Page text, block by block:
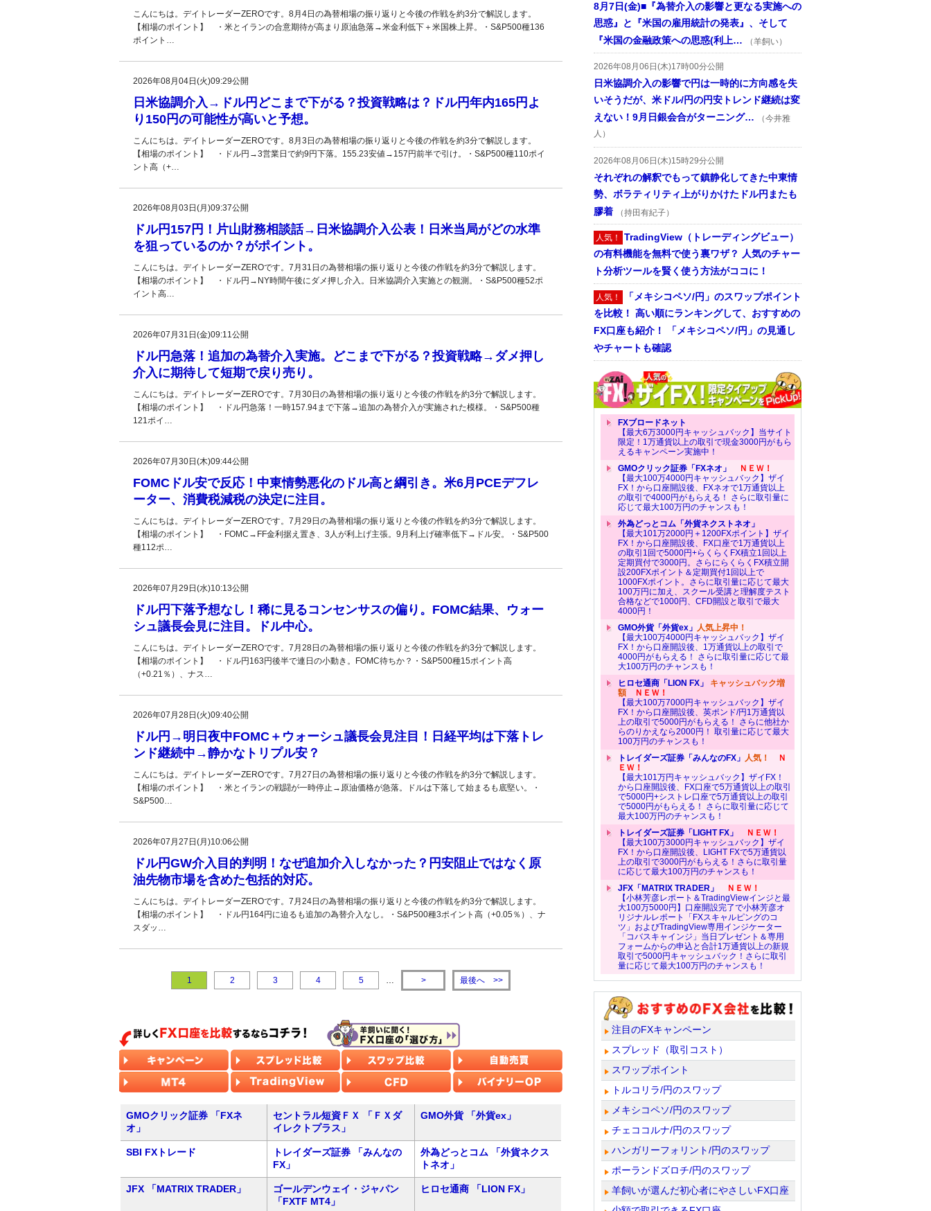
こんにちは。デイトレーダーZEROです。8月4日の為替相場の振り返りと今後の作戦を約3分で解説します。
【相場のポイント】 ・米とイランの合意期待が高まり原油急落→米金利低下＋米国株上昇。・S&P500種136
ポイント…
2026年08月04日(火)09:29公開
日米協調介入→ドル円どこまで下がる？投資戦略は？ドル円年内165円よ
り150円の可能性が高いと予想。
こんにちは。デイトレーダーZEROです。8月3日の為替相場の振り返りと今後の作戦を約3分で解説します。
【相場のポイント】 ・ドル円→3営業日で約9円下落。155.23安値→157円前半で引け。・S&P500種110ポイ
ント高（+…
2026年08月03日(月)09:37公開
ドル円157円！片山財務相談話→日米協調介入公表！日米当局がどの水準
を狙っているのか？がポイント。
こんにちは。デイトレーダーZEROです。7月31日の為替相場の振り返りと今後の作戦を約3分で解説します。
【相場のポイント】 ・ドル円→NY時間午後にダメ押し介入。日米協調介入実施との観測。・S&P500種52ポ
イント高…
2026年07月31日(金)09:11公開
ドル円急落！追加の為替介入実施。どこまで下がる？投資戦略→ダメ押し
介入に期待して短期で戻り売り。
こんにちは。デイトレーダーZEROです。7月30日の為替相場の振り返りと今後の作戦を約3分で解説します。
【相場のポイント】 ・ドル円急落！一時157.94まで下落→追加の為替介入が実施された模様。・S&P500種
121ポイ…
2026年07月30日(木)09:44公開
FOMCドル安で反応！中東情勢悪化のドル高と綱引き。米6月PCEデフレ
ーター、消費税減税の決定に注目。
こんにちは。デイトレーダーZEROです。7月29日の為替相場の振り返りと今後の作戦を約3分で解説します。
【相場のポイント】 ・FOMC→FF金利据え置き、3人が利上げ主張。9月利上げ確率低下→ドル安。・S&P500
種112ポ…
2026年07月29日(水)10:13公開
ドル円下落予想なし！稀に見るコンセンサスの偏り。FOMC結果、ウォー
シュ議長会見に注目。ドル中心。
こんにちは。デイトレーダーZEROです。7月28日の為替相場の振り返りと今後の作戦を約3分で解説します。
【相場のポイント】 ・ドル円163円後半で連日の小動き。FOMC待ちか？・S&P500種15ポイント高
（+0.21％）、ナス…
2026年07月28日(火)09:40公開
ドル円→明日夜中FOMC＋ウォーシュ議長会見注目！日経平均は下落トレ
ンド継続中→静かなトリプル安？
こんにちは。デイトレーダーZEROです。7月27日の為替相場の振り返りと今後の作戦を約3分で解説します。
【相場のポイント】 ・米とイランの戦闘が一時停止→原油価格が急落。ドルは下落して始まるも底堅い。・
S&P500…
2026年07月27日(月)10:06公開
ドル円GW介入目的判明！なぜ追加介入しなかった？円安阻止ではなく原
油先物市場を含めた包括的対応。
こんにちは。デイトレーダーZEROです。7月24日の為替相場の振り返りと今後の作戦を約3分で解説します。
【相場のポイント】 ・ドル円164円に迫るも追加の為替介入なし。・S&P500種3ポイント高（+0.05％）、ナ
スダッ…
1 2 3 4 5 … > 最後へ >>
GMOクリック証券 「FXネ
オ」
セントラル短資ＦＸ 「ＦＸダ
イレクトプラス」
GMO外貨 「外貨ex」
SBI FXトレード
トレイダーズ証券 「みんなの
FX」
外為どっとコム 「外貨ネクス
トネオ」
JFX 「MATRIX TRADER」
ゴールデンウェイ・ジャパン
「FXTF MT4」
ヒロセ通商 「LION FX」
8月7日(金)■『為替介入の影響と更なる実施への
思惑』と『米国の雇用統計の発表』、そして
『米国の金融政策への思惑(利上…
（羊飼い）
2026年08月06日(木)17時00分公開
日米協調介入の影響で円は一時的に方向感を失
いそうだが、米ドル/円の円安トレンド継続は変
えない！9月日銀会合がターニング…
（今井雅
人）
2026年08月06日(木)15時29分公開
それぞれの解釈でもって鎮静化してきた中東情
勢、ボラティリティ上がりかけたドル円またも
膠着
（持田有紀子）
人気！ TradingView（トレーディングビュー）
の有料機能を無料で使う裏ワザ？ 人気のチャー
ト分析ツールを賢く使う方法がココに！
人気！ 「メキシコペソ/円」のスワップポイント
を比較！ 高い順にランキングして、おすすめの
FX口座も紹介！ 「メキシコペソ/円」の見通し
やチャートも確認
FXブロードネット
【最大6万3000円キャッシュバック】当サイト
限定！1万通貨以上の取引で現金3000円がもら
えるキャンペーン実施中！
GMOクリック証券「FXネオ」
ＮＥＷ！
【最大100万4000円キャッシュバック】ザイ
FX！から口座開設後、FXネオで1万通貨以上
の取引で4000円がもらえる！ さらに取引量に
応じて最大100万円のチャンスも！
外為どっとコム「外貨ネクストネオ」
【最大101万2000円＋1200FXポイント】ザイ
FX！から口座開設後、FX口座で1万通貨以上
の取引1回で5000円+らくらくFX積立1回以上
定期買付で3000円。さらにらくらくFX積立開
設200FXポイント＆定期買付1回以上で
1000FXポイント。さらに取引量に応じて最大
100万円に加え、スクール受講と理解度テスト
合格などで1000円、CFD開設と取引で最大
4000円！
GMO外貨「外貨ex」 人気上昇中！
【最大100万4000円キャッシュバック】ザイ
FX！から口座開設後、1万通貨以上の取引で
4000円がもらえる！ さらに取引量に応じて最
大100万円のチャンスも！
ヒロセ通商「LION FX」 キャッシュバック増
額ＮＥＷ！
【最大100万7000円キャッシュバック】ザイ
FX！から口座開設後、英ポンド/円1万通貨以
上の取引で5000円がもらえる！ さらに他社か
らのりかえなら2000円！ 取引量に応じて最大
100万円のチャンスも！
トレイダーズ証券「みんなのFX」 人気！
Ｎ
ＥＷ！
【最大101万円キャッシュバック】ザイFX！
から口座開設後、FX口座で5万通貨以上の取引
で5000円+シストレ口座で5万通貨以上の取引
で5000円がもらえる！ さらに取引量に応じて
最大100万円のチャンスも！
トレイダーズ証券「LIGHT FX」
ＮＥＷ！
【最大100万3000円キャッシュバック】ザイ
FX！から口座開設後、LIGHT FXで5万通貨以
上の取引で3000円がもらえる！さらに取引量
に応じて最大100万円のチャンスも！
JFX「MATRIX TRADER」
ＮＥＷ！
【小林芳彦レポート＆TradingViewインジと最
大100万5000円】口座開設完了で小林芳彦オ
リジナルレポート「FXスキャルピングのコ
ツ」およびTradingView専用インジケーター
「コバスキャインジ」当日プレゼント＆専用
フォームからの申込と合計1万通貨以上の新規
取引で5000円キャッシュバック！さらに取引
量に応じて最大100万円のチャンスも！
注目のFXキャンペーン
スプレッド（取引コスト）
スワップポイント
トルコリラ/円のスワップ
メキシコペソ/円のスワップ
チェココルナ/円のスワップ
ハンガリーフォリント/円のスワップ
ポーランドズロチ/円のスワップ
羊飼いが選んだ初心者にやさしいFX口座